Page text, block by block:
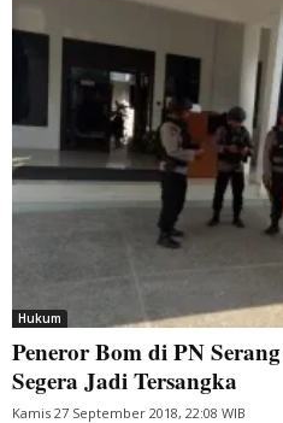
Hukum
Peneror Bom di PN
Segera Jadi Tersangka
Kamis 27 September 2018, 22:08 WIB